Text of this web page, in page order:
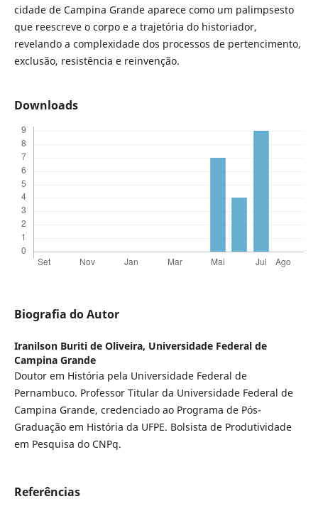
cidade de Campina Grande aparece como um palimpsesto
que reescreve o corpo e a trajetória do historiador,
revelando a complexidade dos processos de pertencimento,
exclusão, resistência e reinvenção.
Downloads
Biografia do Autor
Iranilson Buriti de Oliveira, Universidade Federal de
Campina Grande
Doutor em História pela Universidade Federal de
Pernambuco. Professor Titular da Universidade Federal de
Campina Grande, credenciado ao Programa de Pós-
Graduação em História da UFPE. Bolsista de Produtividade
em Pesquisa do CNPq.
Referências